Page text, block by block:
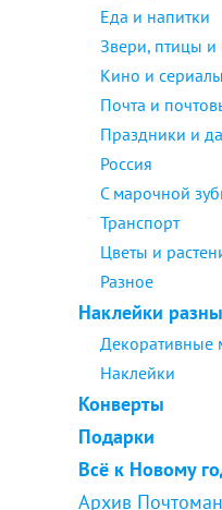
Еда и напитки
Звери, птицы
Кино и сериалы
Почта и
Праздники и
Россия
С марочной
Транспорт
Цветы и
Разное
Наклейки
Декоративные
Наклейки
Конверты
Подарки
Всё к Новому
Архив